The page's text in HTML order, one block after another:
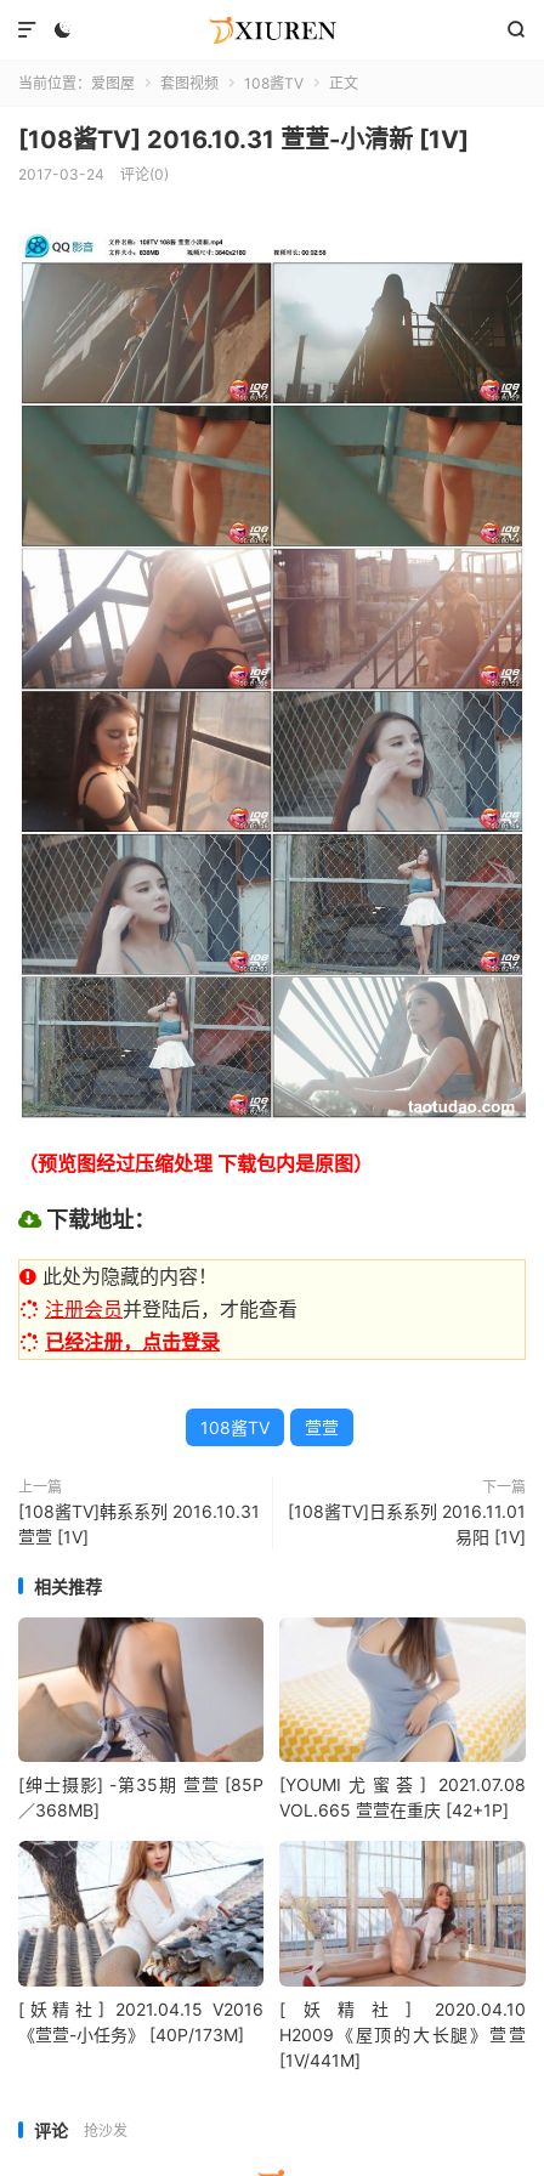
 

当前位置： 爱图屋  套图视频  108酱TV  正文
[108酱TV] 2016.10.31 萱萱-小清新 [1V]
2017-03-24 评论(0)
（预览图经过压缩处理 下载包内是原图）
下载地址：
此处为隐藏的内容！
注册会员并登陆后，才能查看
已经注册，点击登录
108酱TV 萱萱
上一篇
[108酱TV]韩系系列 2016.10.31
萱萱 [1V]
下一篇
[108酱TV]日系系列 2016.11.01
易阳 [1V]
相关推荐
[绅士摄影] -第35期 萱萱 [85P
／368MB]
[YOUMI尤蜜荟] 2021.07.08
VOL.665 萱萱在重庆 [42+1P]
[妖精社] 2021.04.15 V2016
《萱萱-小任务》 [40P/173M]
[妖精社] 2020.04.10
H2009《屋顶的大长腿》萱萱
[1V/441M]
评论 抢沙发